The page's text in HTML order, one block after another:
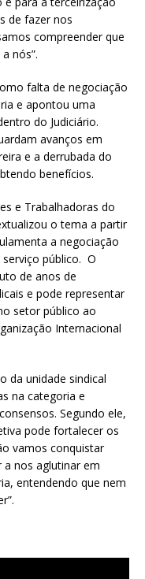
de fazer nos
compreender que
nós”.
falta de negociação
e apontou uma
do Judiciário.
avanços em
e a derrubada do
benefícios.
e Trabalhadoras do
o tema a partir
a negociação
público. O
de anos de
e pode representar
setor público ao
Internacional
da unidade sindical
na categoria e
Segundo ele,
pode fortalecer os
vamos conquistar
a nos aglutinar em
entendendo que nem